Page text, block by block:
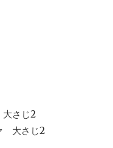
さじ2
大さじ2